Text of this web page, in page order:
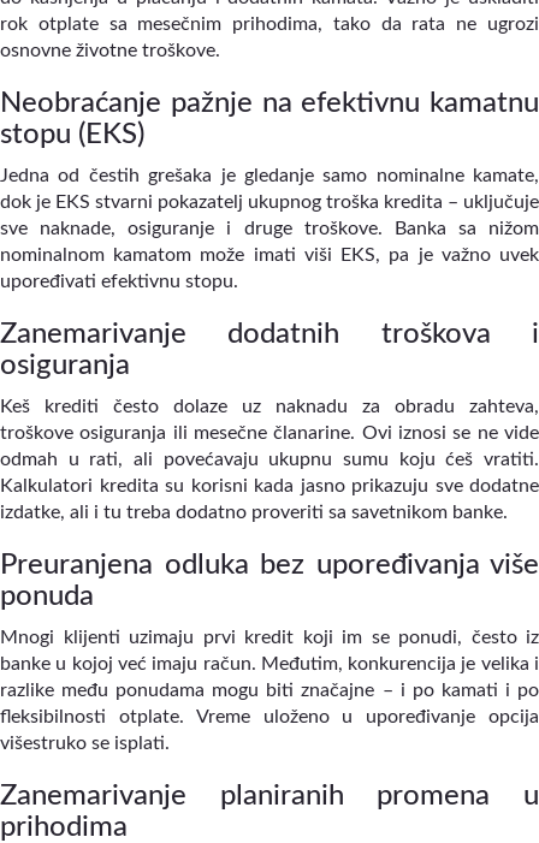
rok otplate sa mesečnim prihodima, tako da rata ne ugrozi
osnovne životne troškove.
Neobraćanje pažnje na efektivnu kamatnu
stopu (EKS)
Jedna od čestih grešaka je gledanje samo nominalne kamate,
dok je EKS stvarni pokazatelj ukupnog troška kredita – uključuje
sve naknade, osiguranje i druge troškove. Banka sa nižom
nominalnom kamatom može imati viši EKS, pa je važno uvek
upoređivati efektivnu stopu.
Zanemarivanje dodatnih troškova i
osiguranja
Keš krediti često dolaze uz naknadu za obradu zahteva,
troškove osiguranja ili mesečne članarine. Ovi iznosi se ne vide
odmah u rati, ali povećavaju ukupnu sumu koju ćeš vratiti.
Kalkulatori kredita su korisni kada jasno prikazuju sve dodatne
izdatke, ali i tu treba dodatno proveriti sa savetnikom banke.
Preuranjena odluka bez upoređivanja više
ponuda
Mnogi klijenti uzimaju prvi kredit koji im se ponudi, često iz
banke u kojoj već imaju račun. Međutim, konkurencija je velika i
razlike među ponudama mogu biti značajne – i po kamati i po
fleksibilnosti otplate. Vreme uloženo u upoređivanje opcija
višestruko se isplati.
Zanemarivanje planiranih promena u
prihodima